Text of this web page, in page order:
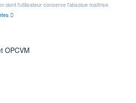
dont l'utilisateur conserve l'absolue maîtrise.
OPCVM